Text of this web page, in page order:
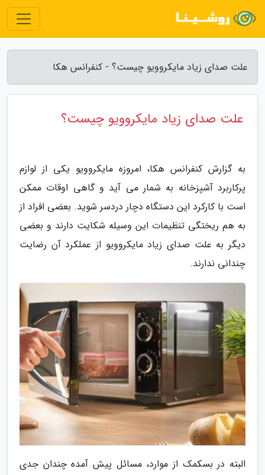
علت صدای زیاد مایکروویو چیست؟ - کنفرانس هکا
علت صدای زیاد مایکروویو چیست؟
به گزارش کنفرانس هکا، امروزه مایکروویو یکی از لوازم
پرکاربرد آشپزخانه به شمار می آید و گاهی اوقات ممکن
است با کارکرد این دستگاه دچار دردسر شوید. بعضی افراد از
به هم ریختگی تنظیمات این وسیله شکایت دارند و بعضی
دیگر به علت صدای زیاد مایکروویو از عملکرد آن رضایت
چندانی ندارند.
البته در بسکمک از موارد، مسائل پیش آمده چندان جدی